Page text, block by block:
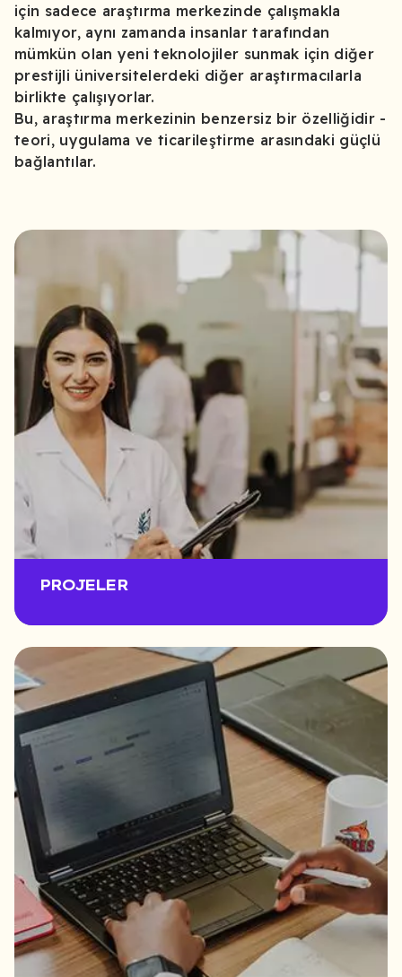
için sadece araştırma merkezinde çalışmakla
kalmıyor, aynı zamanda insanlar tarafından
mümkün olan yeni teknolojiler sunmak için diğer
prestijli üniversitelerdeki diğer araştırmacılarla
birlikte çalışıyorlar.
Bu, araştırma merkezinin benzersiz bir özelliğidir -
teori, uygulama ve ticarileştirme arasındaki güçlü
bağlantılar.
PROJELER